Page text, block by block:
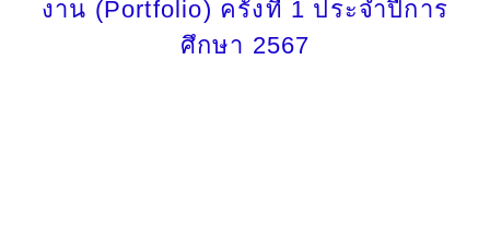
งาน (Portfolio) ครั้งที่ 1 ประจำปีการ
ศึกษา 2567